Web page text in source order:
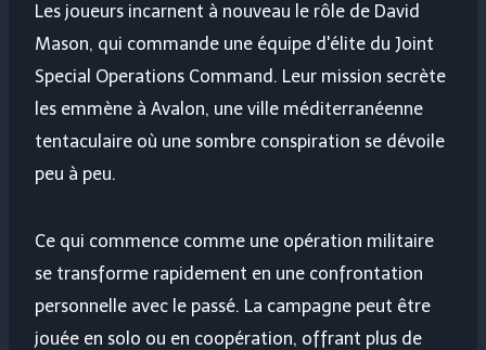
Les joueurs incarnent à nouveau le rôle de David
Mason, qui commande une équipe d'élite du Joint
Special Operations Command. Leur mission secrète
les emmène à Avalon, une ville méditerranéenne
tentaculaire où une sombre conspiration se dévoile
peu à peu.
Ce qui commence comme une opération militaire
se transforme rapidement en une confrontation
personnelle avec le passé. La campagne peut être
jouée en solo ou en coopération, offrant plus de